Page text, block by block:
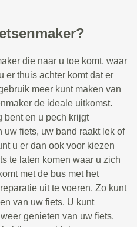
die naar u toe komt, waar
er thuis achter komt dat er
meer kunt maken van
de ideale uitkomst.
bent en u pech krijgt
uw fiets, uw band raakt lek of
u er dan ook voor kiezen
te laten komen waar u zich
met de bus met het
uit te voeren. Zo kunt
van uw fiets. U kunt
genieten van uw fiets.